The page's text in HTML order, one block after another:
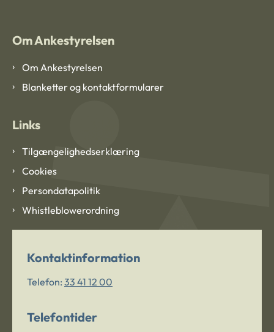
Om Ankestyrelsen
Om Ankestyrelsen
Blanketter og kontaktformularer
Links
Tilgængelighedserklæring
Cookies
Persondatapolitik
Whistleblowerordning
Kontaktinformation
Telefon: 33 41 12 00
Telefontider